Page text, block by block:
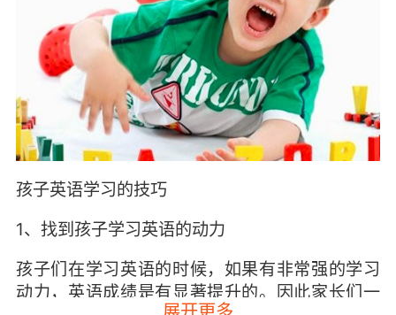
孩子英语学习的技巧
1、找到孩子学习英语的动力
孩子们在学习英语的时候，如果有非常强的学习
动力，英语成绩是有显著提升的。因此家长们一